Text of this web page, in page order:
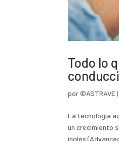
Todo lo
por©ASTRAVE|
La tecnología
un crecimiento
inglés